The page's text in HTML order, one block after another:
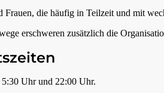
die häufig in Teilzeit und mit
erschweren zusätzlich die
Uhr und 22:00 Uhr.